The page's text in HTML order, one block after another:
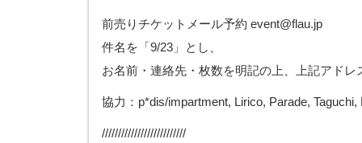
前売りチケットメール予約 event@flau.jp
件名を「9/23」とし、
お名前・連絡先・枚数を明記の上、上記アドレ
協力：p*dis/impartment, Lirico, Parade,
//////////////////////////